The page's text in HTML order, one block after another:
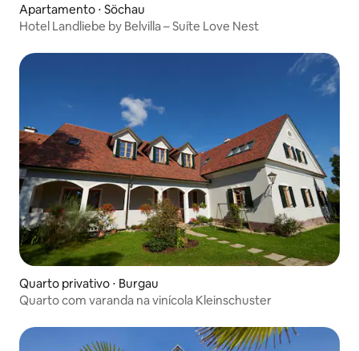
Apartamento ⋅ Söchau
Hotel Landliebe by Belvilla – Suíte Love Nest
Quarto privativo ⋅ Burgau
Quarto com varanda na vinícola Kleinschuster